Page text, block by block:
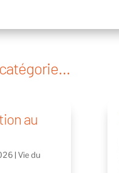
au
|Vie du